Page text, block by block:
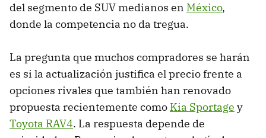
del segmento de SUV medianos en México,
donde la competencia no da tregua.
La pregunta que muchos compradores se harán
es si la actualización justifica el precio frente a
opciones rivales que también han renovado
propuesta recientemente como Kia Sportage y
Toyota RAV4. La respuesta depende de